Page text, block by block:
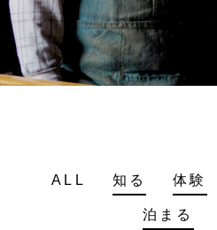
ALL 知る 体験
泊まる